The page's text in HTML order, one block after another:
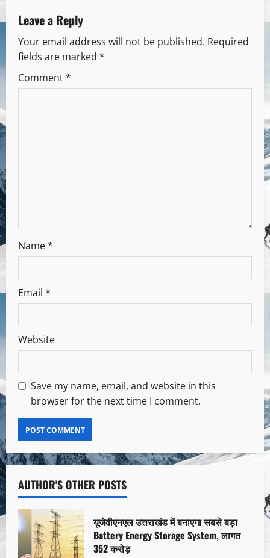
Leave a Reply
Your email address will not be published. Required
fields are marked *
Comment*
Name*
Email *
Website
Save my name, email, and website in this
browser for the next time I comment.
AUTHOR'S OTHER POSTS
यूजेवीएनएल उत्तराखंड में बनाएगा सबसे बड़ा
Battery Energy Storage System, लागत
352 करोड़